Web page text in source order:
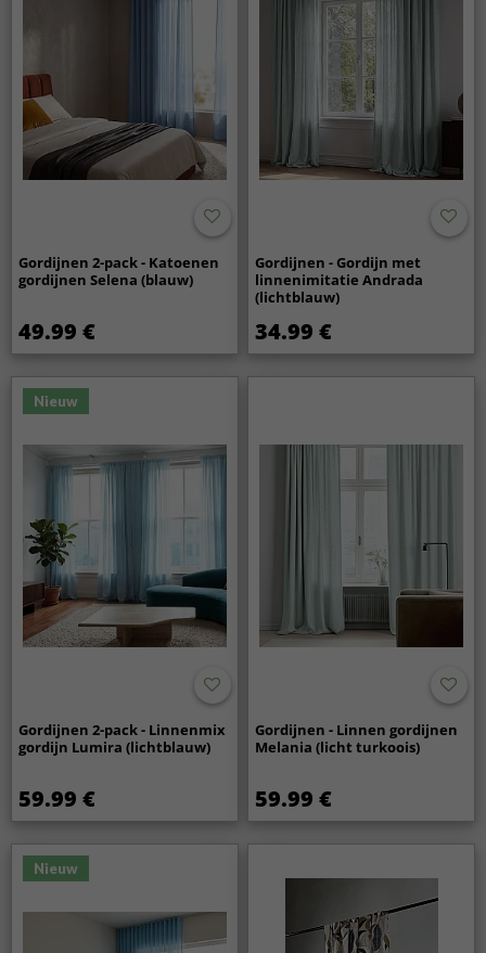
Gordijnen 2-pack - Katoenen
gordijnen Selena (blauw)
49.99 €
Gordijnen - Gordijn met
linnenimitatie Andrada
(lichtblauw)
34.99 €
Nieuw
Gordijnen 2-pack - Linnenmix
gordijn Lumira (lichtblauw)
59.99 €
Gordijnen - Linnen gordijnen
Melania (licht turkoois)
59.99 €
Nieuw